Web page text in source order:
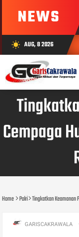
NEWS
wb_sunny AUG, 8 2026
Cempaga
Home Polri Tingkatkan Keamanan
GARISCAKRAWALA